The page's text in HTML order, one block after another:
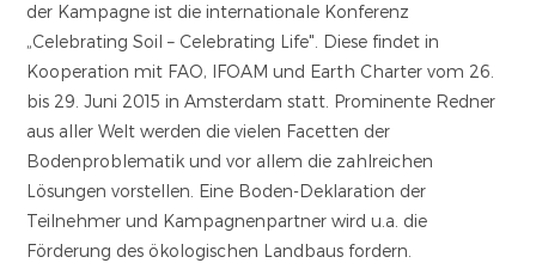
der Kampagne ist die internationale Konferenz
„Celebrating Soil – Celebrating Life". Diese findet in
Kooperation mit FAO, IFOAM und Earth Charter vom 26.
bis 29. Juni 2015 in Amsterdam statt. Prominente Redner
aus aller Welt werden die vielen Facetten der
Bodenproblematik und vor allem die zahlreichen
Lösungen vorstellen. Eine Boden-Deklaration der
Teilnehmer und Kampagnenpartner wird u.a. die
Förderung des ökologischen Landbaus fordern.